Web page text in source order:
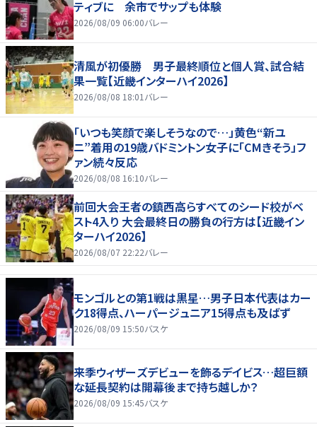
ティブに 余市でサップも体験
2026/08/09 06:00バレー
清風が初優勝 男子最終順位と個人賞、試合結
果一覧【近畿インターハイ2026】
2026/08/08 18:01 バレー
「いつも笑顔で楽しそうなので…」黄色“新ユ
ニ”着用の19歳バドミントン女子に「CMきそう」フ
ァン続々反応
2026/08/08 16:10バレー
前回大会王者の鎮西高らすべてのシード校がベ
スト4入り 大会最終日の勝負の行方は【近畿イン
ターハイ2026】
2026/08/07 22:22バレー
モンゴルとの第1戦は黒星…男子日本代表はカー
ク18得点、ハーパージュニア15得点も及ばず
2026/08/09 15:50バスケ
来季ウィザーズデビューを飾るデイビス…超巨額
な延長契約は開幕後まで持ち越しか？
2026/08/09 15:45バスケ